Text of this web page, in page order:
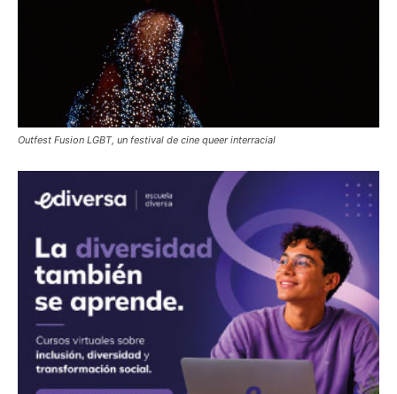
Outfest Fusion LGBT, un festival de cine queer interracial